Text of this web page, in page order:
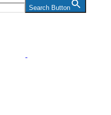
Search Button